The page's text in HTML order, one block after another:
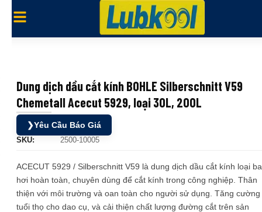
Dung dịch dầu cắt kính BOHLE Silberschnitt V59
Chemetall Acecut 5929, loại 30L, 200L
❯Yêu Cầu Báo Giá
SKU: 2500-10005
ACECUT 5929 / Silberschnitt V59 là dung dịch dầu cắt kính loại
hơi hoàn toàn, chuyên dùng để cắt kính trong công nghiệp. Thân
thiện với môi trường và oan toàn cho người sử dụng. Tăng cường
tuổi thọ cho dao cụ, và cải thiện chất lượng đường cắt trên sản